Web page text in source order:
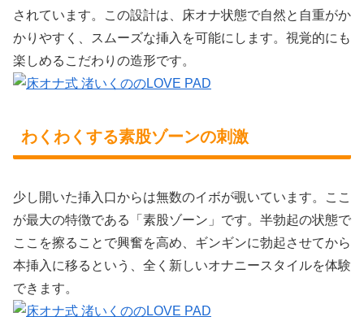
されています。この設計は、床オナ状態で自然と自重がか
かりやすく、スムーズな挿入を可能にします。視覚的にも
楽しめるこだわりの造形です。
わくわくする素股ゾーンの刺激
少し開いた挿入口からは無数のイボが覗いています。ここ
が最大の特徴である「素股ゾーン」です。半勃起の状態で
ここを擦ることで興奮を高め、ギンギンに勃起させてから
本挿入に移るという、全く新しいオナニースタイルを体験
できます。